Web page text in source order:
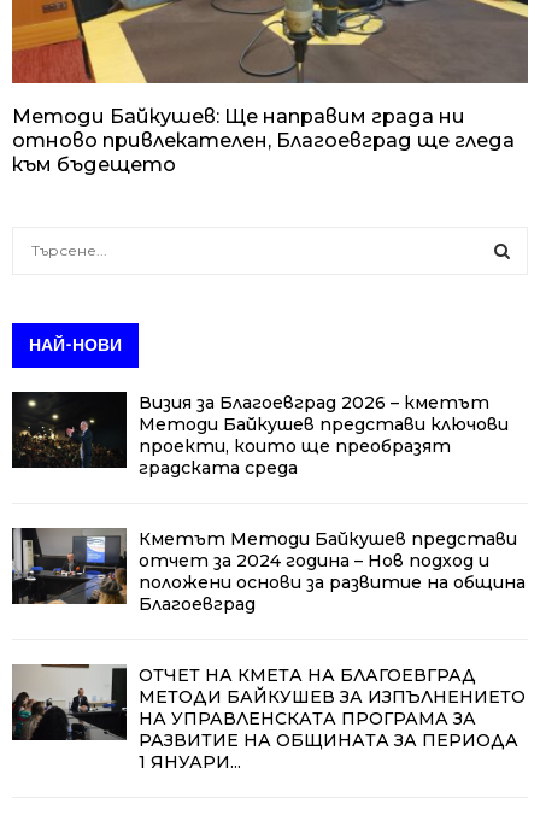
Методи Байкушев: Ще направим града ни
отново привлекателен, Благоевград ще гледа
към бъдещето
h
f
r
:
H
НАЙ-НОВИ
Визия за Благоевград 2026 – кметът
Методи Байкушев представи ключови
проекти, които ще преобразят
градската среда
Кметът Методи Байкушев представи
отчет за 2024 година – Нов подход и
положени основи за развитие на община
Благоевград
ОТЧЕТ НА КМЕТА НА БЛАГОЕВГРАД
МЕТОДИ БАЙКУШЕВ ЗА ИЗПЪЛНЕНИЕТО
НА УПРАВЛЕНСКАТА ПРОГРАМА ЗА
РАЗВИТИЕ НА ОБЩИНАТА ЗА ПЕРИОДА
1 ЯНУАРИ...